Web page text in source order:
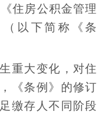
住房公积金管理
以下简称《条
重大变化，对住
《条例》的修订
缴存人不同阶段